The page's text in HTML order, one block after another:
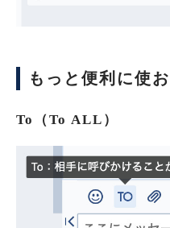
もっと便利に使お
To（To ALL）